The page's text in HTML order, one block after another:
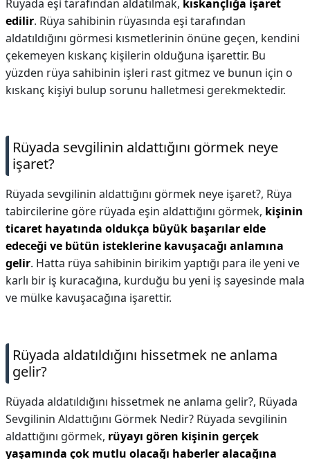
Rüyada eşi tarafından aldatılmak, kıskançlığa işaret
edilir. Rüya sahibinin rüyasında eşi tarafından
aldatıldığını görmesi kısmetlerinin önüne geçen, kendini
çekemeyen kıskanç kişilerin olduğuna işarettir. Bu
yüzden rüya sahibinin işleri rast gitmez ve bunun için o
kıskanç kişiyi bulup sorunu halletmesi gerekmektedir.
Rüyada sevgilinin aldattığını görmek neye
işaret?
Rüyada sevgilinin aldattığını görmek neye işaret?, Rüya
tabircilerine göre rüyada eşin aldattığını görmek, kişinin
ticaret hayatında oldukça büyük başarılar elde
edeceği ve bütün isteklerine kavuşacağı anlamına
gelir. Hatta rüya sahibinin birikim yaptığı para ile yeni ve
karlı bir iş kuracağına, kurduğu bu yeni iş sayesinde mala
ve mülke kavuşacağına işarettir.
Rüyada aldatıldığını hissetmek ne anlama
gelir?
Rüyada aldatıldığını hissetmek ne anlama gelir?, Rüyada
Sevgilinin Aldattığını Görmek Nedir? Rüyada sevgilinin
aldattığını görmek, rüyayı gören kişinin gerçek
yaşamında çok mutlu olacağı haberler alacağına